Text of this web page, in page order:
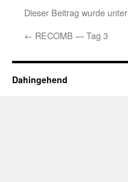
Dieser Beitrag wurde unter
← RECOMB — Tag 3
Dahingehend